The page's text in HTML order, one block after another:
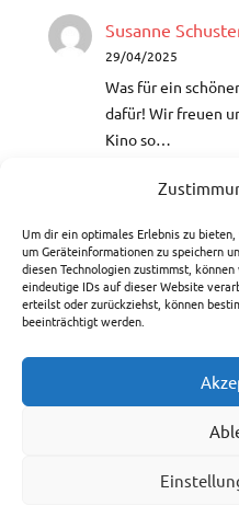
Um dir ein optimales Erlebnis zu
um Geräteinformationen zu speichern
diesen Technologien zustimmst,
eindeutige IDs auf dieser Website
erteilst oder zurückziehst, können
beeinträchtigt werden.
Susanne
29/04/2025
Was für ein
dafür!​ Wir freuen
Kino so…
zu
10/03/2025
Hallo, ich war
der Künstlerin
und ich weiß nun…
Rechtliches
Datenschutzerklärung